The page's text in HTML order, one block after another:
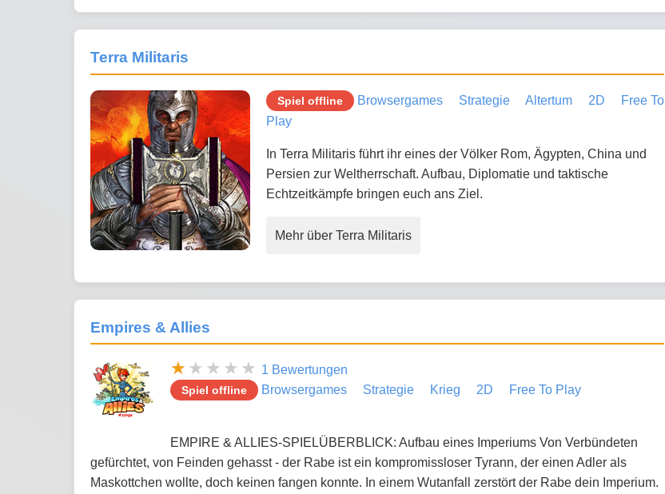
Terra Militaris
Spiel offline Browsergames Strategie Altertum 2D
Free To
Play
In Terra Militaris führt ihr eines der Völker Rom, Ägypten, China und
Persien zur Weltherrschaft. Aufbau, Diplomatie und taktische
Echtzeitkämpfe bringen euch ans Ziel.
Mehr über Terra Militaris
Empires & Allies
1 Bewertungen
Spiel offline Browsergames Strategie Krieg 2D Free To Play
EMPIRE & ALLIES-SPIELÜBERBLICK: Aufbau eines Imperiums Von Verbündeten
gefürchtet, von Feinden gehasst - der Rabe ist ein kompromissloser Tyrann, der einen Adler als
Maskottchen wollte, doch keinen fangen konnte. In einem Wutanfall zerstört der Rabe dein Imperium.